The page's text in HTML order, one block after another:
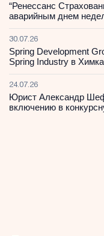
“Ренессанс
аварийным днем
30.07.26
Spring Development
Spring Industry в
24.07.26
Юрист Александр
включению в